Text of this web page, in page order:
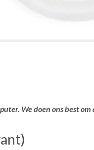
We doen ons best